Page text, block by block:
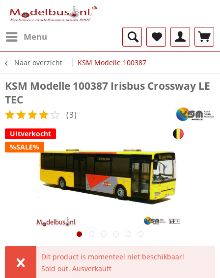
Menu
Naar overzicht KSM Modelle 100387
KSM Modelle 100387 Irisbus Crossway LE
TEC
(3)
UItverkocht
%SALE%
Dit product is momenteel niet beschikbaar!
Sold out. Ausverkauft